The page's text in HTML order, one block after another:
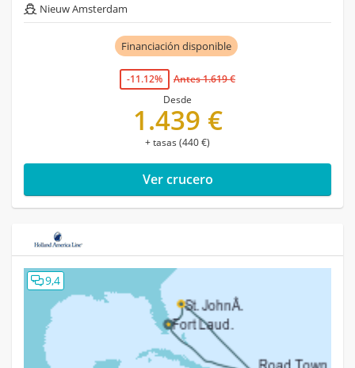
Nieuw Amsterdam
Financiación disponible
-11.12%
Antes 1.619 €
Desde
1.439 €
+ tasas (440 €)
Ver crucero
9,4